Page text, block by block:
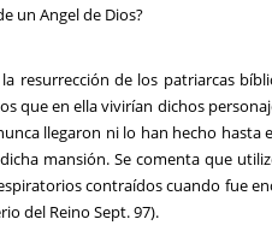
un Angel de Dios?
resurrección de los patriarcas
que en ella vivirían dichos
llegaron ni lo han hecho hasta
mansión. Se comenta que
contraídos cuando fue
del Reino Sept. 97).